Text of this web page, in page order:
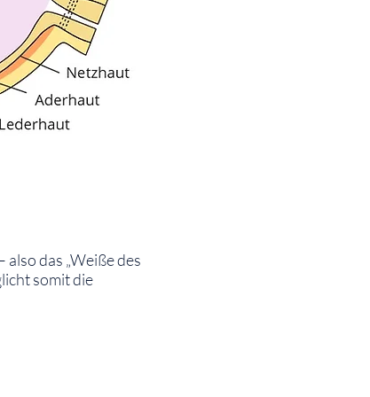
das „Weiße des
somit die